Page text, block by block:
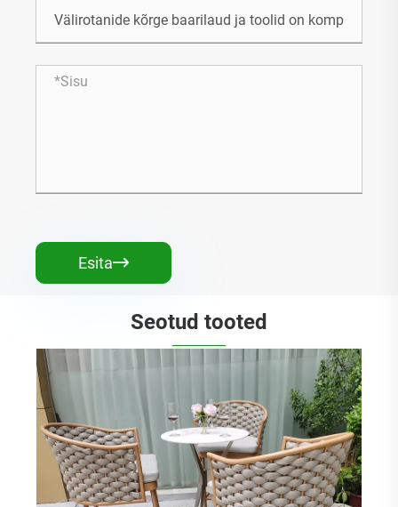
Esita
Seotud tooted
Kaasaegne välistingimustes roostevabast
terasest teakraami baaritool
Vaata rohkem >>